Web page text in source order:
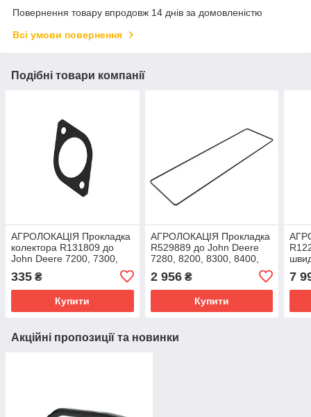
Повернення товару впродовж 14 днів за домовленістю
Всі умови повернення
Подібні товари компанії
АГРОЛОКАЦІЯ Прокладка
колектора R131809 до
John Deere 7200, 7300,
(унікальний ID:
335 ₴
Купити
АГРОЛОКАЦІЯ Прокладка
R529889 до John Deere
7280, 8200, 8300, 8400,
8500, 8600, 9420R, 9460R,
9600 (унікальний
2 956₴
Купити
7
Акційні пропозиції та новинки